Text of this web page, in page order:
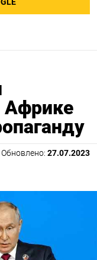
Африке
Обновлено: 27.07.2023